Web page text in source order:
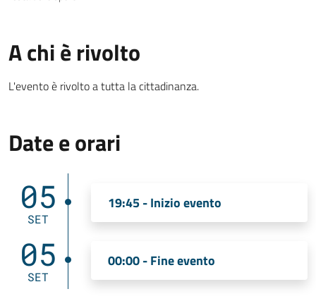
A chi è rivolto
L'evento è rivolto a tutta la cittadinanza.
Date e orari
05
SET
19:45 - Inizio evento
05
SET
00:00 - Fine evento